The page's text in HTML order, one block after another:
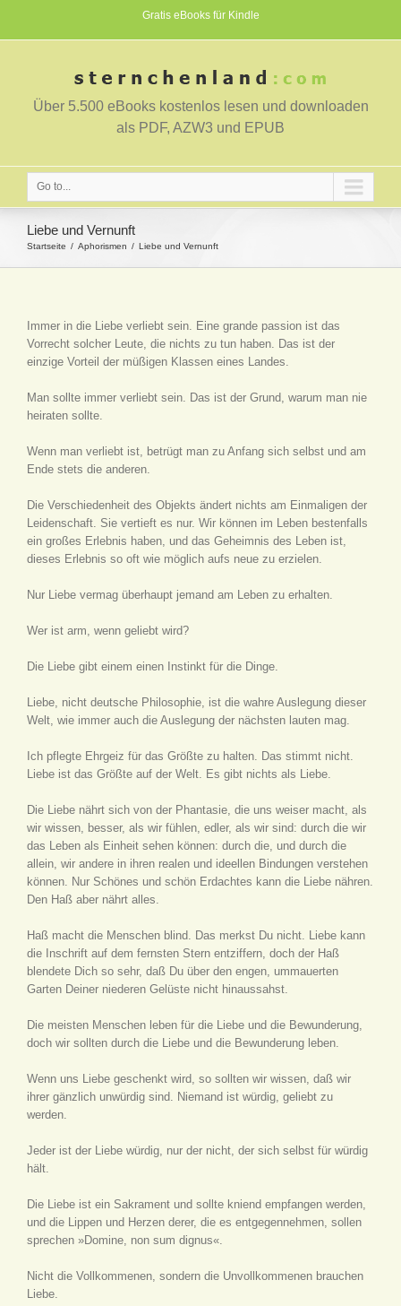
Gratis eBooks für Kindle
Über 5.500 eBooks kostenlos lesen und downloaden
als PDF, AZW3 und EPUB
Go to...
Liebe und Vernunft
Startseite Aphorismen Liebe und Vernunft
Immer in die Liebe verliebt sein. Eine grande passion ist das
Vorrecht solcher Leute, die nichts zu tun haben. Das ist der
einzige Vorteil der müßigen Klassen eines Landes.
Man sollte immer verliebt sein. Das ist der Grund, warum man nie
heiraten sollte.
Wenn man verliebt ist, betrügt man zu Anfang sich selbst und am
Ende stets die anderen.
Die Verschiedenheit des Objekts ändert nichts am Einmaligen der
Leidenschaft. Sie vertieft es nur. Wir können im Leben bestenfalls
ein großes Erlebnis haben, und das Geheimnis des Leben ist,
dieses Erlebnis so oft wie möglich aufs neue zu erzielen.
Nur Liebe vermag überhaupt jemand am Leben zu erhalten.
Wer ist arm, wenn geliebt wird?
Die Liebe gibt einem einen Instinkt für die Dinge.
Liebe, nicht deutsche Philosophie, ist die wahre Auslegung dieser
Welt, wie immer auch die Auslegung der nächsten lauten mag.
Ich pflegte Ehrgeiz für das Größte zu halten. Das stimmt nicht.
Liebe ist das Größte auf der Welt. Es gibt nichts als Liebe.
Die Liebe nährt sich von der Phantasie, die uns weiser macht, als
wir wissen, besser, als wir fühlen, edler, als wir sind: durch die wir
das Leben als Einheit sehen können: durch die, und durch die
allein, wir andere in ihren realen und ideellen Bindungen verstehen
können. Nur Schönes und schön Erdachtes kann die Liebe nähren.
Den Haß aber nährt alles.
Haß macht die Menschen blind. Das merkst Du nicht. Liebe kann
die Inschrift auf dem fernsten Stern entziffern, doch der Haß
blendete Dich so sehr, daß Du über den engen, ummauerten
Garten Deiner niederen Gelüste nicht hinaussahst.
Die meisten Menschen leben für die Liebe und die Bewunderung,
doch wir sollten durch die Liebe und die Bewunderung leben.
Wenn uns Liebe geschenkt wird, so sollten wir wissen, daß wir
ihrer gänzlich unwürdig sind. Niemand ist würdig, geliebt zu
werden.
Jeder ist der Liebe würdig, nur der nicht, der sich selbst für würdig
hält.
Die Liebe ist ein Sakrament und sollte kniend empfangen werden,
und die Lippen und Herzen derer, die es entgegennehmen, sollen
sprechen »Domine, non sum dignus«.
Nicht die Vollkommenen, sondern die Unvollkommenen brauchen
Liebe.